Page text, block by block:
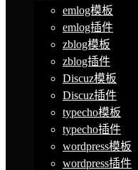
emlog模板
emlog插件
zblog模板
zblog插件
Discuz模板
Discuz插件
typecho模板
typecho插件
wordpress模板
wordpress插件